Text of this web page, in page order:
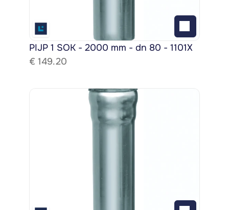
PIJP 1 SOK - 2000 mm - dn 80 - 1101X
€ 149.20